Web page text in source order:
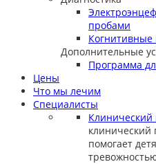
пробами
Дополнительные
Программа
Цены
Что мы лечим
Специалисты
Клинический
клинический
помогает